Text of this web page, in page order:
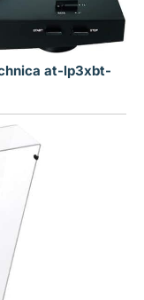
at-lp3xbt-